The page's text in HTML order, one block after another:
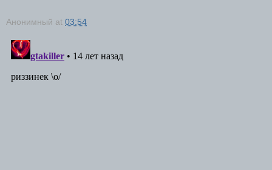
Анонимный at 03:54